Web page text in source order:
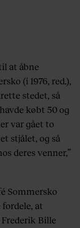
at åbne
(i 1976, red.),
stedet, så
købt 50 og
var gået to
stjålet, og så
deres venner,”
Sommersko
at
Bille